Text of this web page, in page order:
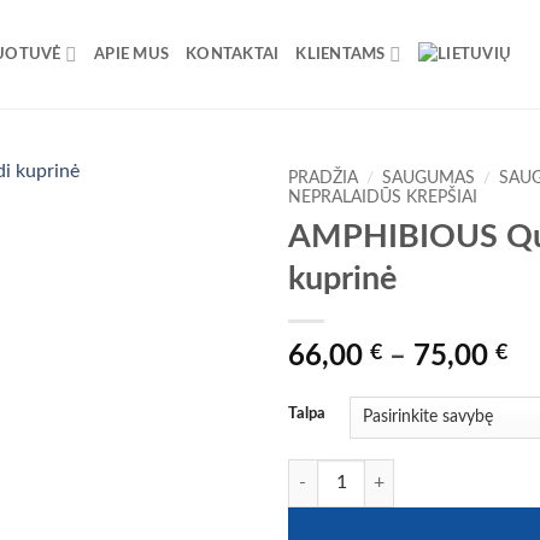
APIE MUS KONTAKTAI KLIENTAMS
PRADŽIA / SAUGUMAS /
NEPRALAIDŪS KREPŠIAI
AMPHIBIOUS
kuprinė
66,00 € – 75,00 €
Talpa
produkto kiekis: AMPHIBIOUS